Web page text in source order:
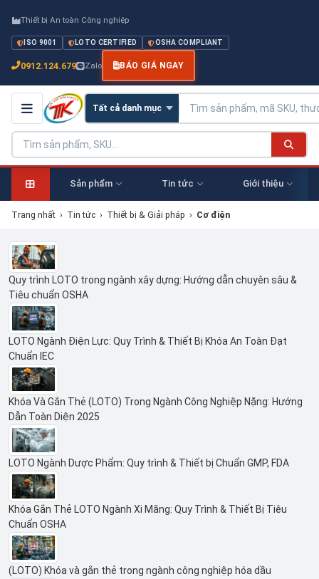
Thiết bị An toàn Công nghiệp
ISO 9001 LOTO CERTIFIED OSHA COMPLIANT
0912.124.679 Zalo BÁO GIÁ NGAY
Sản phẩm Tin tức Giới thiệu
Trang nhất › Tin tức › Thiết bị & Giải pháp › Cơ điện
Quy trình LOTO trong ngành xây dựng: Hướng dẫn chuyên sâu &
Tiêu chuẩn OSHA
LOTO Ngành Điện Lực: Quy Trình & Thiết Bị Khóa An Toàn Đạt
Chuẩn IEC
Khóa Và Gắn Thẻ (LOTO) Trong Ngành Công Nghiệp Nặng: Hướng
Dẫn Toàn Diện 2025
LOTO Ngành Dược Phẩm: Quy trình & Thiết bị Chuẩn GMP, FDA
Khóa Gắn Thẻ LOTO Ngành Xi Măng: Quy Trình & Thiết Bị Tiêu
Chuẩn OSHA
(LOTO) Khóa và gắn thẻ trong ngành công nghiệp hóa dầu